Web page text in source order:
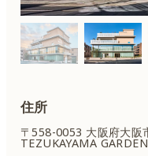
住所
〒558-0053 大阪府大阪
TEZUKAYAMA